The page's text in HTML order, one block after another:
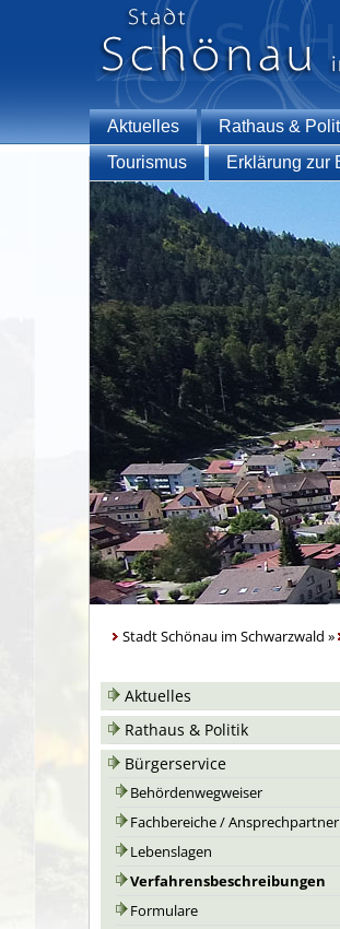
Aktuelles Rathaus &
Tourismus
Erklärung zur
Stadt Schönau im Schwarzwald »
Aktuelles
Rathaus & Politik
Bürgerservice
Behördenwegweiser
Fachbereiche / Ansprechpartner
Lebenslagen
Verfahrensbeschreibungen
Formulare